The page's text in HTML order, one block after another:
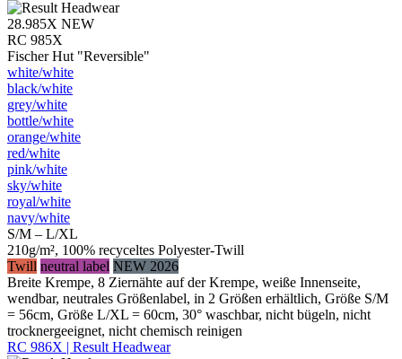
28.985X NEW
RC 985X
Fischer Hut "Reversible"
white/​white
black/​white
grey/​white
bottle/​white
orange/​white
red/​white
pink/​white
sky/​white
royal/​white
navy/​white
S/M – L/XL
210g/m², 100% recyceltes Polyester-Twill
Twill neutral label NEW 2026
Breite Krempe, 8 Ziernähte auf der Krempe, weiße Innenseite,
wendbar, neutrales Größenlabel, in 2 Größen erhältlich, Größe S/M
= 56cm, Größe L/XL = 60cm, 30° waschbar, nicht bügeln, nicht
trocknergeeignet, nicht chemisch reinigen
RC 986X | Result Headwear